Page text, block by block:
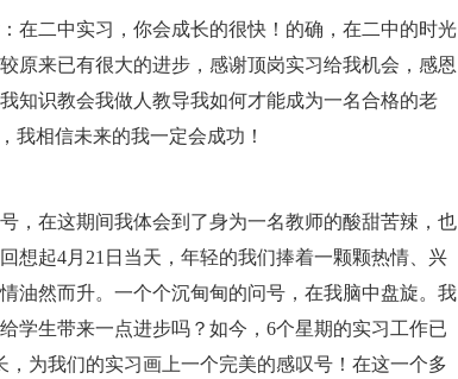
在二中实习，你会成长的很快！的确，在二中的时光
原来已有很大的进步，感谢顶岗实习给我机会，感恩
知识教会我做人教导我如何才能成为一名合格的老
我相信未来的我一定会成功！
，在这期间我体会到了身为一名教师的酸甜苦辣，也
想起4月21日当天，年轻的我们捧着一颗颗热情、兴
油然而升。一个个沉甸甸的问号，在我脑中盘旋。我
学生带来一点进步吗？如今，6个星期的实习工作已
为我们的实习画上一个完美的感叹号！在这一个多